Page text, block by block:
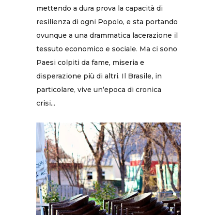
mettendo a dura prova la capacità di
resilienza di ogni Popolo, e sta portando
ovunque a una drammatica lacerazione il
tessuto economico e sociale. Ma ci sono
Paesi colpiti da fame, miseria e
disperazione più di altri. Il Brasile, in
particolare, vive un’epoca di cronica
crisi...